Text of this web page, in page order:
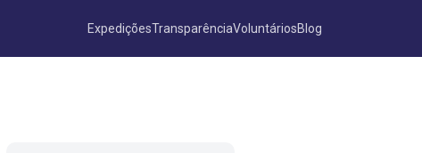
ExpediçõesTransparênciaVoluntáriosBlog